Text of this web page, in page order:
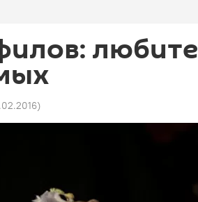
любите
)